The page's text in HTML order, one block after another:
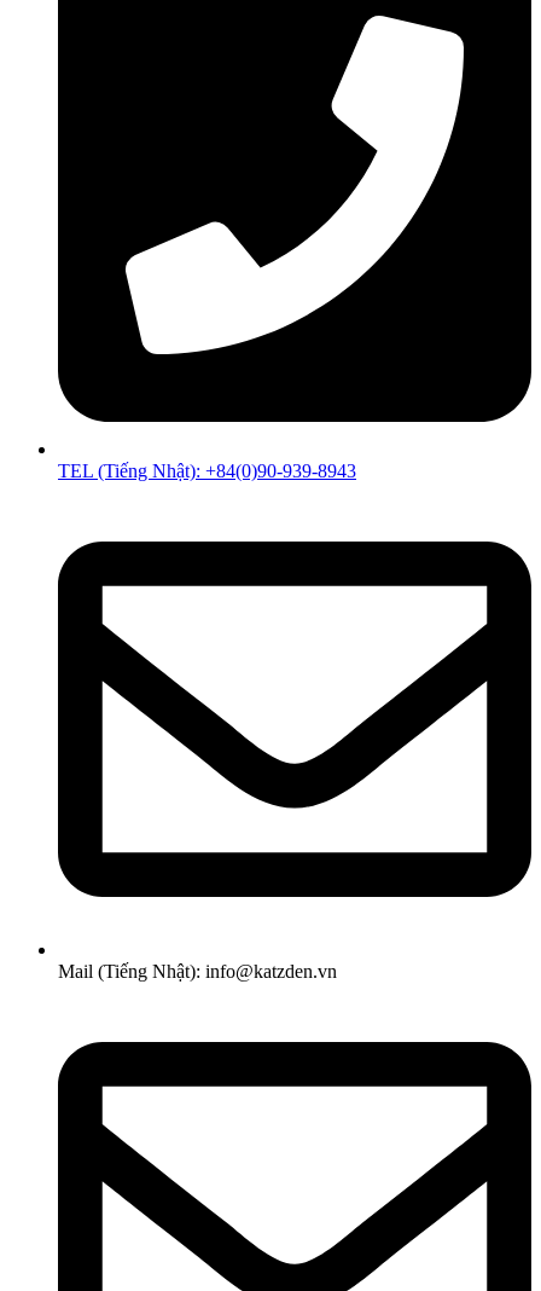
TEL (Tiếng Nhật): +84(0)90-939-8943
Mail (Tiếng Nhật): info@katzden.vn